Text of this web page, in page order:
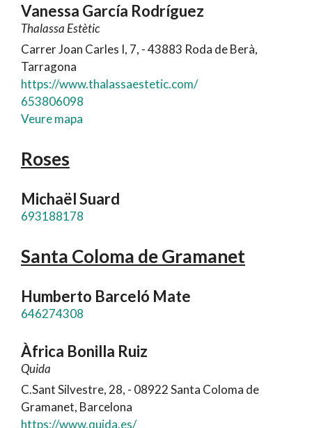
Vanessa García Rodríguez
Thalassa Estètic
Carrer Joan Carles I, 7, - 43883 Roda de Berà,
Tarragona
https://www.thalassaestetic.com/
653806098
Veure mapa
Roses
Michaël Suard
693188178
Santa Coloma de Gramanet
Humberto Barceló Mate
646274308
Àfrica Bonilla Ruiz
Quida
C.Sant Silvestre, 28, - 08922 Santa Coloma de
Gramanet, Barcelona
https://www.quida.es/